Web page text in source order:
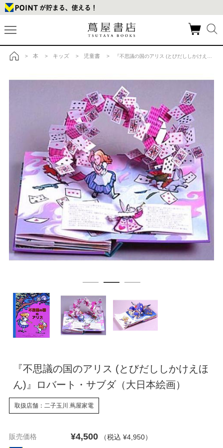
> 本 > キッズ > 児童書 > 『不思議の国のアリス (とびだししかけえほん)』ロバート・サブダ（大日本絵画）の商品詳細
『不思議の国のアリス (とびだししかけえほ
ん)』ロバート・サブダ（大日本絵画）
取扱店舗：二子玉川 蔦屋家電
販売価格 ¥4,500 （税込 ¥4,950）